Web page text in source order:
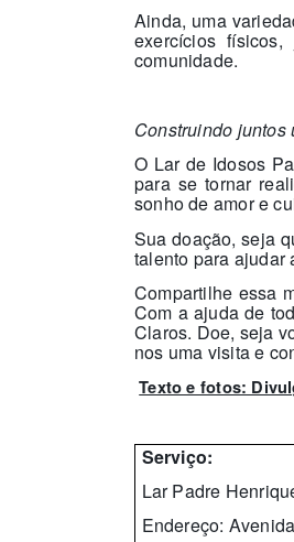
Ainda, uma
exercícios
comunidade.
Construindo juntos
O Lar de Idosos
para se tornar
sonho de amor e
Sua doação, seja
talento para ajudar
Compartilhe essa
Com a ajuda de
Claros. Doe, seja
nos uma visita e
Texto e fotos:
Serviço:
Lar Padre
Endereço: